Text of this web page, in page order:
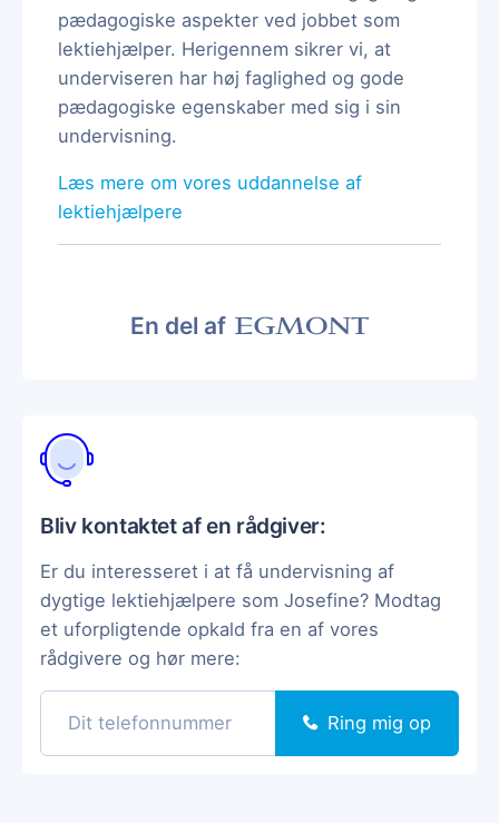
pædagogiske aspekter ved jobbet som
lektiehjælper. Herigennem sikrer vi, at
underviseren har høj faglighed og gode
pædagogiske egenskaber med sig i sin
undervisning.
Læs mere om vores uddannelse af
lektiehjælpere
En del af
Bliv kontaktet af en rådgiver:
Er du interesseret i at få undervisning af
dygtige lektiehjælpere som Josefine? Modtag
et uforpligtende opkald fra en af vores
rådgivere og hør mere:
Ring mig op